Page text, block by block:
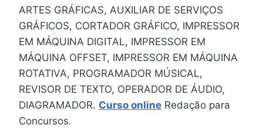
ARTES GRÁFICAS, AUXILIAR DE SERVIÇOS
GRÁFICOS, CORTADOR GRÁFICO, IMPRESSOR
EM MÁQUINA DIGITAL, IMPRESSOR EM
MÁQUINA OFFSET, IMPRESSOR EM MÁQUINA
ROTATIVA, PROGRAMADOR MÚSICAL,
REVISOR DE TEXTO, OPERADOR DE ÁUDIO,
DIAGRAMADOR. Curso online Redação para
Concursos.